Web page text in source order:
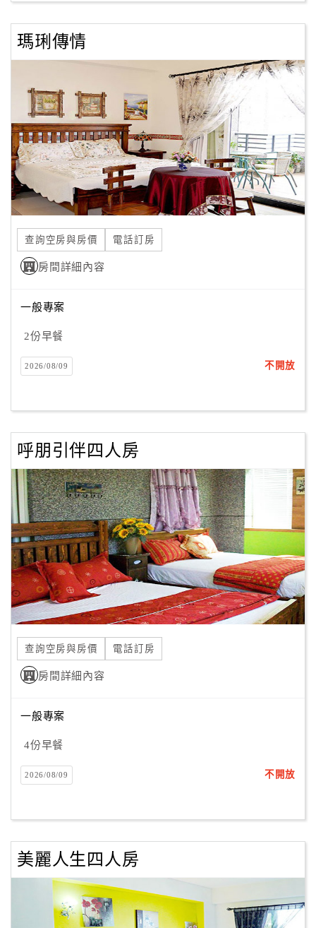
客
服
聯
Line
線
上
客
服
紅
利
查
訂
房
Q&A
旅
卡
訂
房
請
款
收
據
合
作
提
案
店
作
商
合
作
瑪琍傳情
查詢空房與房價 電話訂房
房間詳細內容
一般專案
2份早餐
2026/08/09 不開放
呼朋引伴四人房
查詢空房與房價 電話訂房
房間詳細內容
一般專案
4份早餐
2026/08/09 不開放
美麗人生四人房